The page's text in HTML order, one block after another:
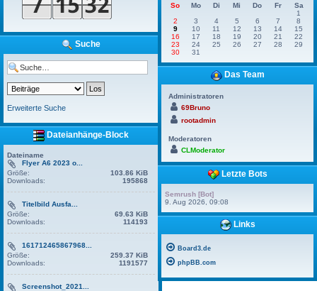
Suche
Erweiterte Suche
Dateianhänge-Block
Dateiname
Flyer A6 2023 o...
Größe:
103.86 KiB
Downloads:
195868
Titelbild Ausfa...
Größe:
69.63 KiB
Downloads:
114193
161712465867968...
Größe:
259.37 KiB
Downloads:
1191577
Screenshot_2021...
So
Mo Di Mi Do Fr
Sa
1
2
3 4 5 6 7
8
9
10 11 12 13 14
15
16
17 18 19 20 21
22
23
24 25 26 27 28
29
30
31
Das Team
Administratoren
69Bruno
rootadmin
Moderatoren
CLModerator
Letzte Bots
Semrush [Bot]
9. Aug 2026, 09:08
Links
Board3.de
phpBB.com